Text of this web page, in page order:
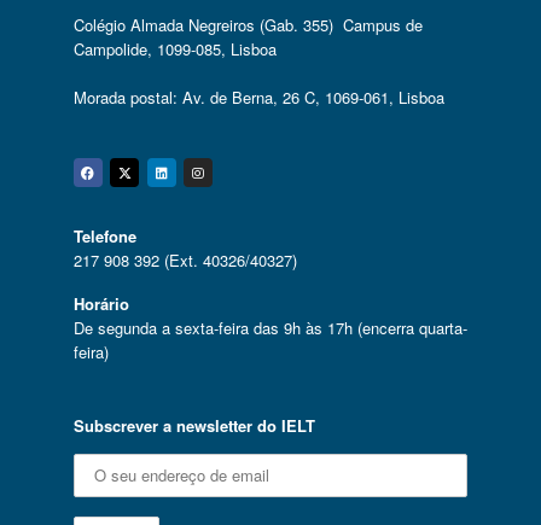
Colégio Almada Negreiros (Gab. 355) Campus de
Campolide, 1099-085, Lisboa
Morada postal: Av. de Berna, 26 C, 1069-061, Lisboa
Facebook
Twitter
Linkedin
Instagram
Telefone
217 908 392 (Ext. 40326/40327)
Horário
De segunda a sexta-feira das 9h às 17h (encerra quarta-
feira)
Subscrever a newsletter do IELT